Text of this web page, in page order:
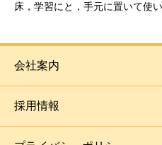
床，学習にと，手元に置いて使
会社案内
採用情報